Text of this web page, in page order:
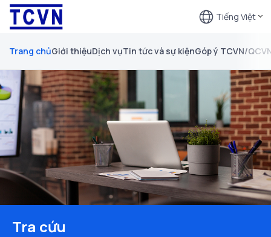
Tiếng Việt
Trang chủGiới thiệuDịch vụTin tức và sự kiệnGóp ý TCVN/
Tra cứu